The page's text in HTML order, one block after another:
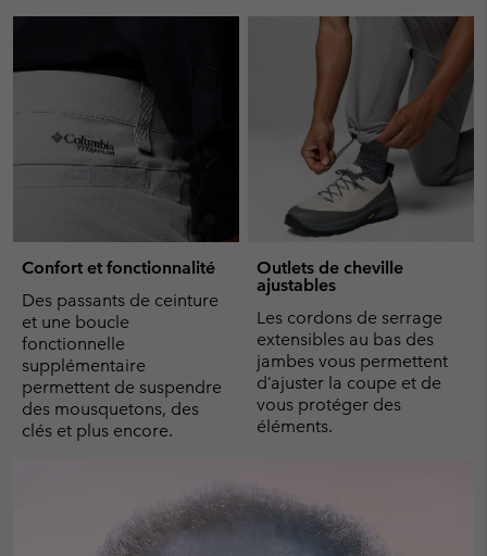
Confort et fonctionnalité
Des passants de ceinture
et une boucle
fonctionnelle
supplémentaire
permettent de suspendre
des mousquetons, des
clés et plus encore.
Outlets de cheville
ajustables
Les cordons de serrage
extensibles au bas des
jambes vous permettent
d’ajuster la coupe et de
vous protéger des
éléments.